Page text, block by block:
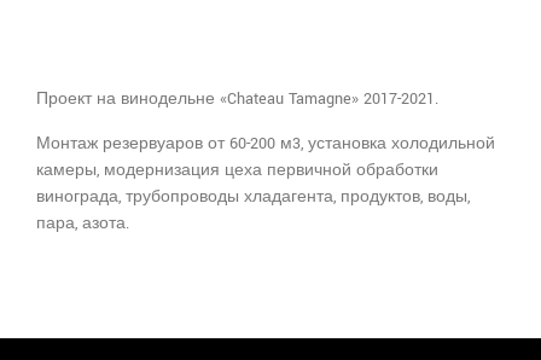
Проект на винодельне «Chateau Tamagne» 2017-2021.
Монтаж резервуаров от 60-200 м3, установка холодильной
камеры, модернизация цеха первичной обработки
винограда, трубопроводы хладагента, продуктов, воды,
пара, азота.